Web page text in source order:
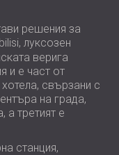
НА
ПОМЕЩЕНИЯ
НА
ЗА
решения за
луксозен
верига
и е част от
свързани с
на града,
а третият е
станция,